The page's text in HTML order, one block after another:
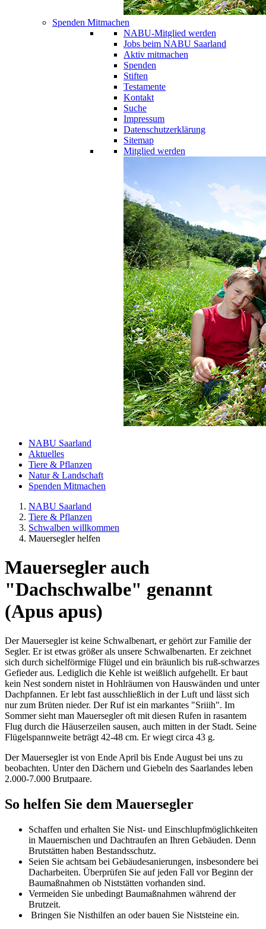
Spenden Mitmachen
NABU-Mitglied werden
Jobs beim NABU Saarland
Aktiv mitmachen
Spenden
Stiften
Testamente
Kontakt
Suche
Impressum
Datenschutzerklärung
Sitemap
Mitglied werden
NABU Saarland
Aktuelles
Tiere & Pflanzen
Natur & Landschaft
Spenden Mitmachen
NABU Saarland
Tiere & Pflanzen
Schwalben willkommen
Mauersegler helfen
Mauersegler auch
"Dachschwalbe" genannt
(Apus apus)
Der Mauersegler ist keine Schwalbenart, er gehört zur Familie der
Segler. Er ist etwas größer als unsere Schwalbenarten. Er zeichnet
sich durch sichelförmige Flügel und ein bräunlich bis ruß-schwarzes
Gefieder aus. Lediglich die Kehle ist weißlich aufgehellt. Er baut
kein Nest sondern nistet in Hohlräumen von Hauswänden und unter
Dachpfannen. Er lebt fast ausschließlich in der Luft und lässt sich
nur zum Brüten nieder. Der Ruf ist ein markantes "Sriiih". Im
Sommer sieht man Mauersegler oft mit diesen Rufen in rasantem
Flug durch die Häuserzeilen sausen, auch mitten in der Stadt. Seine
Flügelspannweite beträgt 42-48 cm. Er wiegt circa 43 g.
Der Mauersegler ist von Ende April bis Ende August bei uns zu
beobachten. Unter den Dächern und Giebeln des Saarlandes leben
2.000-7.000 Brutpaare.
So helfen Sie dem Mauersegler
Schaffen und erhalten Sie Nist- und Einschlupfmöglichkeiten
in Mauernischen und Dachtraufen an Ihren Gebäuden. Denn
Brutstätten haben Bestandsschutz.
Seien Sie achtsam bei Gebäudesanierungen, insbesondere bei
Dacharbeiten. Überprüfen Sie auf jeden Fall vor Beginn der
Baumaßnahmen ob Niststätten vorhanden sind.
Vermeiden Sie unbedingt Baumaßnahmen während der
Brutzeit.
Bringen Sie Nisthilfen an oder bauen Sie Niststeine ein.